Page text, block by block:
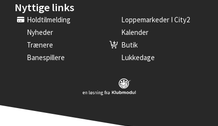
Nyttige links
Holdtilmelding
Loppemarkeder I City2
Nyheder
Kalender
Trænere
Butik
Banespillere
Lukkedage